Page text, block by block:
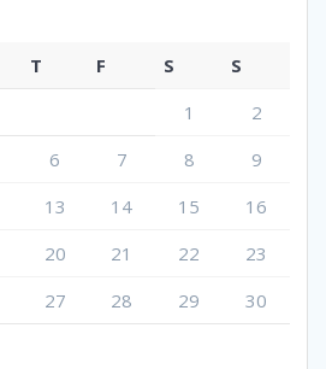
T F S
S
1
2
6 7 8
9
13 14 15
16
20 21 22
23
27 28 29
30